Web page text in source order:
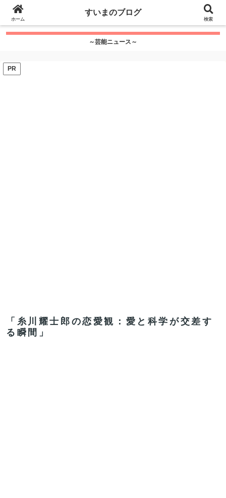
google.com, pub-7115624674097404, DIRECT,
f08c47fec0942fa0
～芸能ニュース～
PR
「糸川耀士郎の恋愛観：愛と科学が交差す
る瞬間」
ホーム
すいまのブログ
検索